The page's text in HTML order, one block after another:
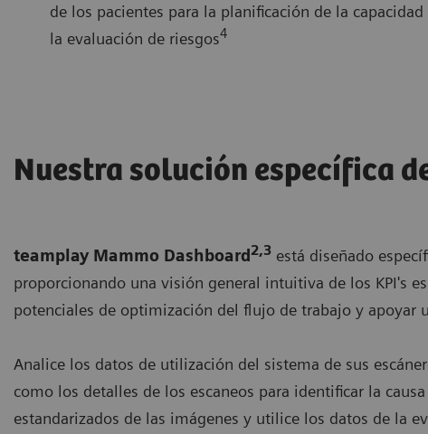
de los pacientes para la planificación de la
la evaluación de riesgos4
Nuestra solución específica
teamplay Mammo Dashboard 2,3 está diseñado
proporcionando una visión general intuitiva de los KPI's
potenciales de optimización del flujo de trabajo y apoyar
Analice los datos de utilización del sistema de sus
como los detalles de los escaneos para identificar la
estandarizados de las imágenes y utilice los datos de la